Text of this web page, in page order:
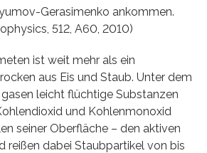
Gerasimenko ankommen.
512, A60, 2010)
ist weit mehr als ein
aus Eis und Staub. Unter dem
leicht flüchtige Substanzen
und Kohlenmonoxid
seiner Oberfläche – den aktiven
reißen dabei Staubpartikel von bis